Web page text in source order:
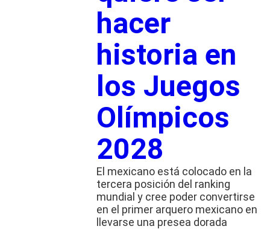
hacer
historia en
los Juegos
Olímpicos
2028
El mexicano está colocado en la
tercera posición del ranking
mundial y cree poder convertirse
en el primer arquero mexicano en
llevarse una presea dorada